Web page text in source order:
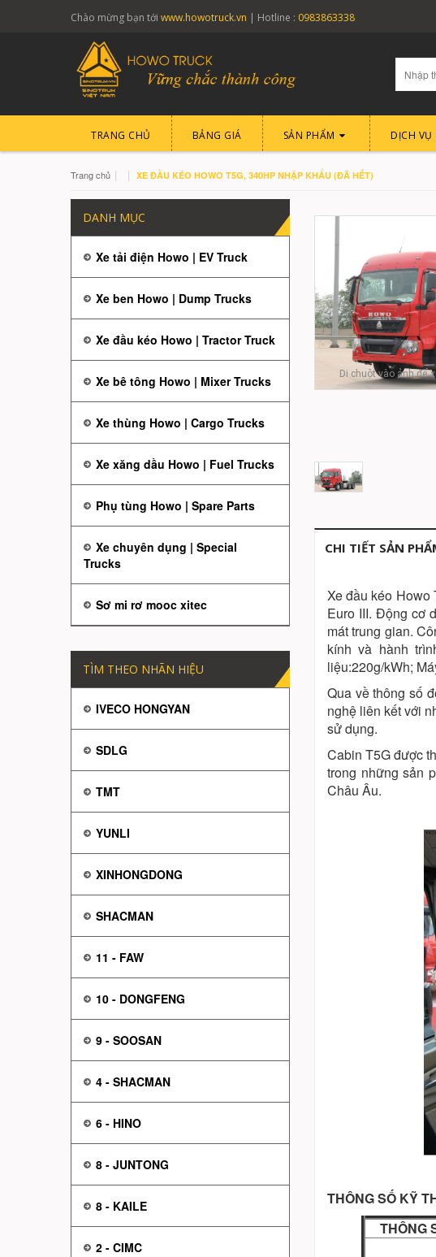
Chào mừng bạn tới www.howotruck.vn | Hotline : 0983863338
TRANG CHỦ BẢNG GIÁ SẢN PHẨM DỊCH VỤ
Trang chủ | | XE ĐẦU KÉO HOWO T5G, 340HP NHẬP KHẨU (ĐÃ HẾT)
Di chuột vào ảnh để
CHI TIẾT SẢN
Xe đầu kéo Howo
Euro III. Động cơ
mát trung gian.
kính và hành
liệu:220g/kWh;
Qua về thông số
nghệ liên kết với
sử dụng.
Cabin T5G được
trong những sản
Châu Âu.
THÔNG SỐ KỸ
THÔNG
DANH MỤC
Xe tải điện Howo | EV Truck
Xe ben Howo | Dump Trucks
Xe đầu kéo Howo | Tractor Truck
Xe bê tông Howo | Mixer Trucks
Xe thùng Howo | Cargo Trucks
Xe xăng dầu Howo | Fuel Trucks
Phụ tùng Howo | Spare Parts
Xe chuyên dụng | Special
Trucks
Sơ mi rơ mooc xitec
TÌM THEO NHÃN HIỆU
IVECO HONGYAN
SDLG
TMT
YUNLI
XINHONGDONG
SHACMAN
11 - FAW
10 - DONGFENG
9 - SOOSAN
4 - SHACMAN
6 - HINO
8 - JUNTONG
8 - KAILE
2 - CIMC